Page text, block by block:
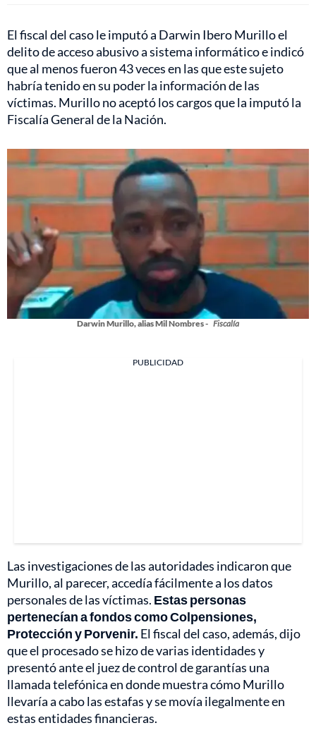
El fiscal del caso le imputó a Darwin Ibero Murillo el
delito de acceso abusivo a sistema informático e indicó
que al menos fueron 43 veces en las que este sujeto
habría tenido en su poder la información de las
víctimas. Murillo no aceptó los cargos que la imputó la
Fiscalía General de la Nación.
Darwin Murillo, alias Mil Nombres - Fiscalía
PUBLICIDAD
Las investigaciones de las autoridades indicaron que
Murillo, al parecer, accedía fácilmente a los datos
personales de las víctimas. Estas personas
pertenecían a fondos como Colpensiones,
Protección y Porvenir. El fiscal del caso, además, dijo
que el procesado se hizo de varias identidades y
presentó ante el juez de control de garantías una
llamada telefónica en donde muestra cómo Murillo
llevaría a cabo las estafas y se movía ilegalmente en
estas entidades financieras.